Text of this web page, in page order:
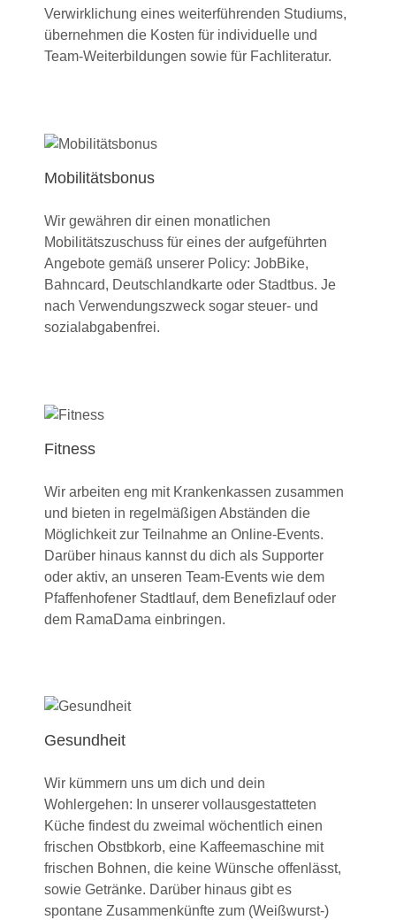
Verwirklichung eines weiterführenden Studiums,
übernehmen die Kosten für individuelle und
Team-Weiterbildungen sowie für Fachliteratur.
Mobilitätsbonus
Wir gewähren dir einen monatlichen
Mobilitätszuschuss für eines der aufgeführten
Angebote gemäß unserer Policy: JobBike,
Bahncard, Deutschlandkarte oder Stadtbus. Je
nach Verwendungszweck sogar steuer- und
sozialabgabenfrei.
Fitness
Wir arbeiten eng mit Krankenkassen zusammen
und bieten in regelmäßigen Abständen die
Möglichkeit zur Teilnahme an Online-Events.
Darüber hinaus kannst du dich als Supporter
oder aktiv, an unseren Team-Events wie dem
Pfaffenhofener Stadtlauf, dem Benefizlauf oder
dem RamaDama einbringen.
Gesundheit
Wir kümmern uns um dich und dein
Wohlergehen: In unserer vollausgestatteten
Küche findest du zweimal wöchentlich einen
frischen Obstbkorb, eine Kaffeemaschine mit
frischen Bohnen, die keine Wünsche offenlässt,
sowie Getränke. Darüber hinaus gibt es
spontane Zusammenkünfte zum (Weißwurst-)